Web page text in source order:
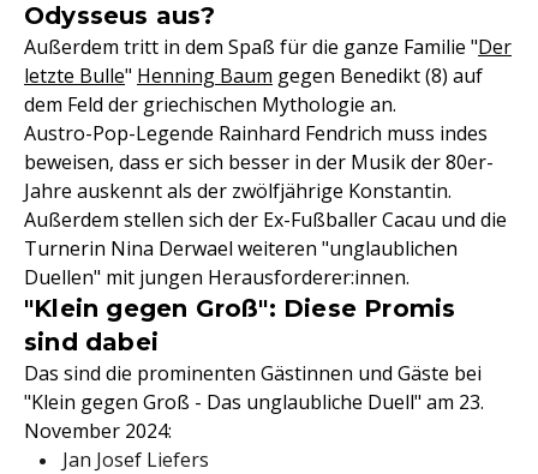
Odysseus aus?
Außerdem tritt in dem Spaß für die ganze Familie "Der
letzte Bulle" Henning Baum gegen Benedikt (8) auf
dem Feld der griechischen Mythologie an.
Austro-Pop-Legende Rainhard Fendrich muss indes
beweisen, dass er sich besser in der Musik der 80er-
Jahre auskennt als der zwölfjährige Konstantin.
Außerdem stellen sich der Ex-Fußballer Cacau und die
Turnerin Nina Derwael weiteren "unglaublichen
Duellen" mit jungen Herausforderer:innen.
"Klein gegen Groß": Diese Promis
sind dabei
Das sind die prominenten Gästinnen und Gäste bei
"Klein gegen Groß - Das unglaubliche Duell" am 23.
November 2024:
Jan Josef Liefers